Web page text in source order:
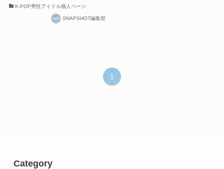
K-POP男性アイドル個人ページ
SNAPSHOT編集部
1
Category